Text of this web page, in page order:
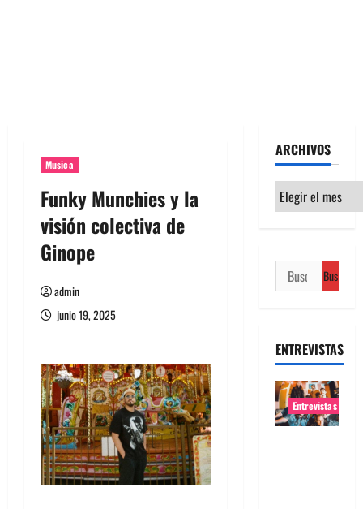
Musica
Funky Munchies y la
visión colectiva de
Ginope
admin
junio 19, 2025
ARCHIVOS
Archivos
Buscar:
ENTREVISTAS
Entrevistas